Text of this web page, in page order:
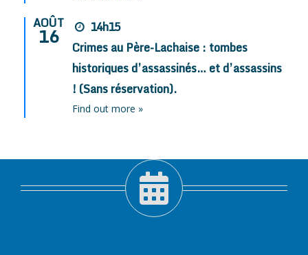
AOÛT
16
14h15
Crimes au Père-Lachaise : tombes
historiques d’assassinés… et d’assassins
! (Sans réservation).
Find out more »